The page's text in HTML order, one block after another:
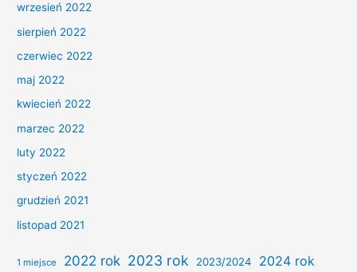
wrzesień 2022
sierpień 2022
czerwiec 2022
maj 2022
kwiecień 2022
marzec 2022
luty 2022
styczeń 2022
grudzień 2021
listopad 2021
1 miejsce 2022 rok 2023 rok 2023/2024 2024 rok